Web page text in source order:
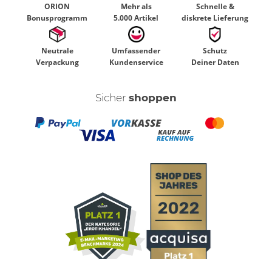
ORION
Bonusprogramm
Mehr als
5.000 Artikel
Schnelle &
diskrete Lieferung
Neutrale
Verpackung
Umfassender
Kundenservice
Schutz
Deiner Daten
Sicher shoppen